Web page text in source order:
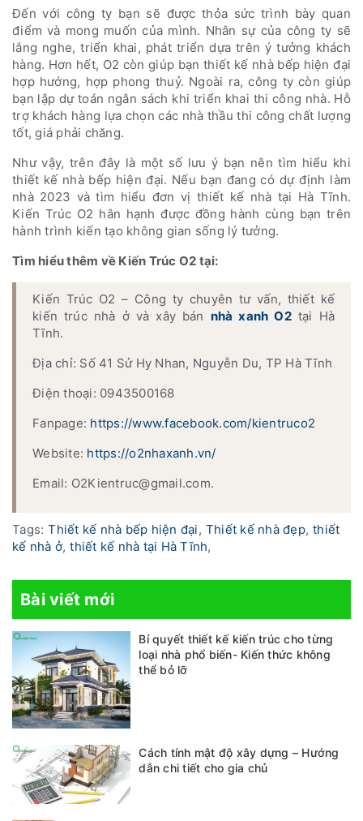
Đến với công ty bạn sẽ được thỏa sức trình bày quan
điểm và mong muốn của mình. Nhân sự của công ty sẽ
lắng nghe, triển khai, phát triển dựa trên ý tưởng khách
hàng. Hơn hết, O2 còn giúp bạn thiết kế nhà bếp hiện đại
hợp hướng, hợp phong thuỷ. Ngoài ra, công ty còn giúp
bạn lập dự toán ngân sách khi triển khai thi công nhà. Hỗ
trợ khách hàng lựa chọn các nhà thầu thi công chất lượng
tốt, giá phải chăng.
Như vậy, trên đây là một số lưu ý bạn nên tìm hiểu khi
thiết kế nhà bếp hiện đại. Nếu bạn đang có dự định làm
nhà 2023 và tìm hiểu đơn vị thiết kế nhà tại Hà Tĩnh.
Kiến Trúc O2 hân hạnh được đồng hành cùng bạn trên
hành trình kiến tạo không gian sống lý tưởng.
Tìm hiểu thêm về Kiến Trúc O2 tại:
Kiến Trúc O2 – Công ty chuyên tư vấn, thiết kế
kiến trúc nhà ở và xây bán nhà xanh O2tại Hà
Tĩnh.
Địa chỉ: Số 41 Sử Hy Nhan, Nguyễn Du, TP Hà Tĩnh
Điện thoại: 0943500168
Fanpage: https://www.facebook.com/kientruco2
Website: https://o2nhaxanh.vn/
Email: O2Kientruc@gmail.com.
Tags: Thiết kế nhà bếp hiện đại, Thiết kế nhà đẹp, thiết
kế nhà ở, thiết kế nhà tại Hà Tĩnh,
Bài viết mới
Bí quyết thiết kế kiến trúc cho từng
loại nhà phổ biến- Kiến thức không
thể bỏ lỡ
Cách tính mật độ xây dựng – Hướng
dẫn chi tiết cho gia chủ